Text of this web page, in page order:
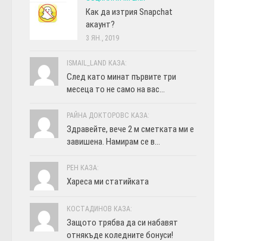
Как да изтрия Snapchat
акаунт?
3 ЯН., 2019
ISMAIL_LAND КАЗА:
След като минат първите три
месеца то не само на вас...
РАЙНА ДОКТОРОВС КАЗА:
Здравейте, вече 2 м сметката ми е
завишена. Намирам се в...
РЕН КАЗА:
Хареса ми статийката
КОСТАДИНОВ КАЗА:
Защото трябва да си набавят
отнякъде коледните бонуси!